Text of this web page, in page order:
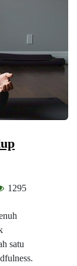
1295
satu